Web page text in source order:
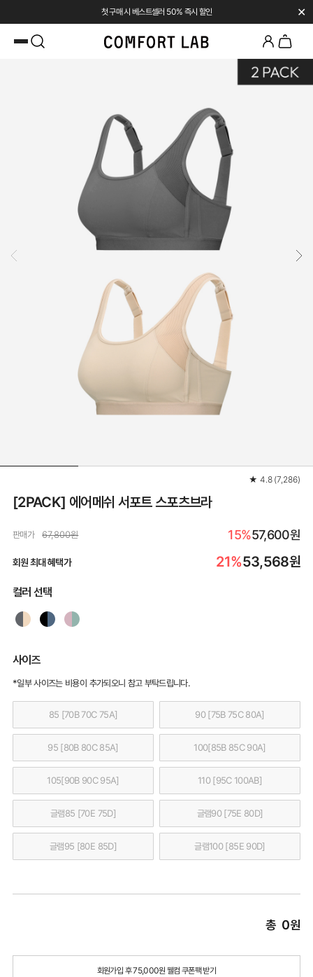
첫 구매 시 베스트셀러 50% 즉시 할인 ✕
★ 4.8 (7,286)
[2PACK] 에어메쉬 서포트 스포츠브라
판매가 67,800원 15%57,600원
회원 최대 혜택가 21%53,568원
컬러 선택
사이즈
*일부 사이즈는 비용이 추가되오니 참고 부탁드립니다.
85 [70B 70C 75A] 90 [75B 75C 80A]
95 [80B 80C 85A] 100[85B 85C 90A]
105[90B 90C 95A] 110 [95C 100AB]
글램85 [70E 75D] 글램90 [75E 80D]
글램95 [80E 85D] 글램100 [85E 90D]
총 0원
회원가입 후 75,000원 웰컴 쿠폰팩 받기